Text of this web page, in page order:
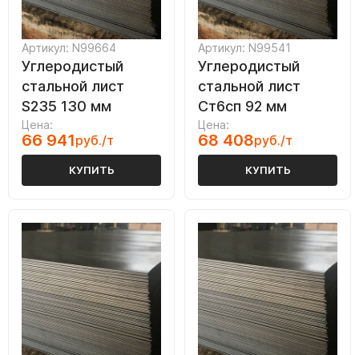
Артикул: N99664
Углеродистый
стальной лист
S235 130 мм
Цена:
66 941руб./т
КУПИТЬ
Артикул: N99541
Углеродистый
стальной лист
Ст6сп 92 мм
Цена:
68 408руб./т
КУПИТЬ